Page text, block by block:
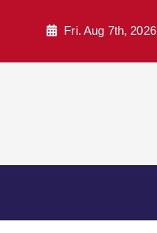
Fri. Aug 7th, 2026